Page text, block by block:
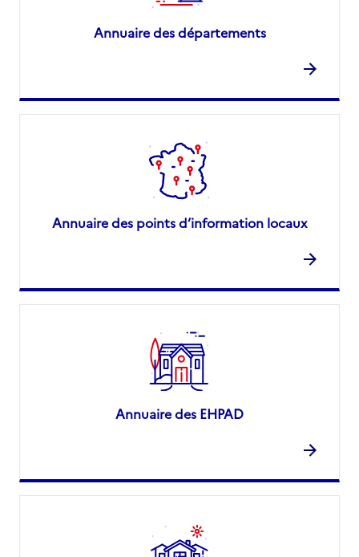
Annuaire des départements
Annuaire des points d’information locaux
Annuaire des EHPAD